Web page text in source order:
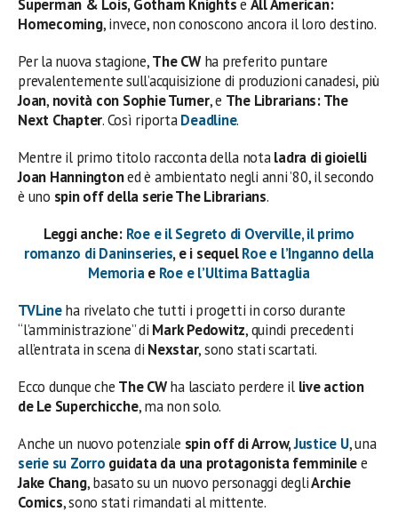
Superman & Lois, Gotham Knightse All American:
Homecoming, invece, non conoscono ancora il loro destino.
Per la nuova stagione,The CWha preferito puntare
prevalentemente sull’acquisizione di produzioni canadesi, più
Joan, novità con Sophie Turner, e The Librarians: The
Next Chapter. Così riportaDeadline.
Mentre il primo titolo racconta della notaladra di gioielli
Joan Hanningtoned è ambientato negli anni ’80, il secondo
è uno spin off della serie The Librarians.
Leggi anche: Roe e il Segreto di Overville, il primo
romanzo di Daninseries, e i sequelRoe e l’Inganno della
Memoriae Roe e l’Ultima Battaglia
TVLineha rivelato che tutti i progetti in corso durante
“l’amministrazione” di Mark Pedowitz, quindi precedenti
all’entrata in scena di Nexstar, sono stati scartati.
Ecco dunque che The CWha lasciato perdere il live action
de Le Superchicche, ma non solo.
Anche un nuovo potenziale spin off di Arrow,Justice U, una
serie su Zorro guidata da una protagonista femminilee
Jake Chang, basato su un nuovo personaggi degliArchie
Comics, sono stati rimandati al mittente.